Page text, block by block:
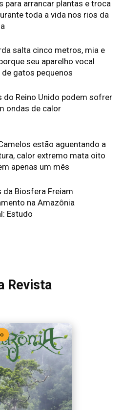
apenas um mês
da Biosfera Freiam
Estudo
· Julho 2026
agora